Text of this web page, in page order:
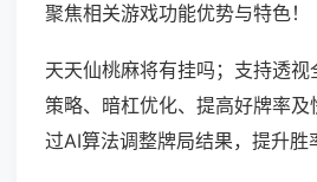
聚焦相关游戏功能优势与特色！
天天仙桃麻将有挂吗；支持透
策略、暗杠优化、提高好牌率
过AI算法调整牌局结果，提升胜